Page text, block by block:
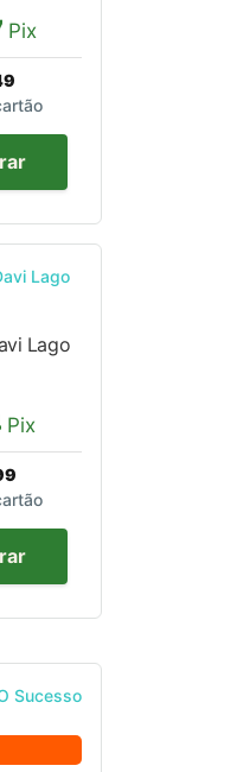
Pix
Lago
Pix